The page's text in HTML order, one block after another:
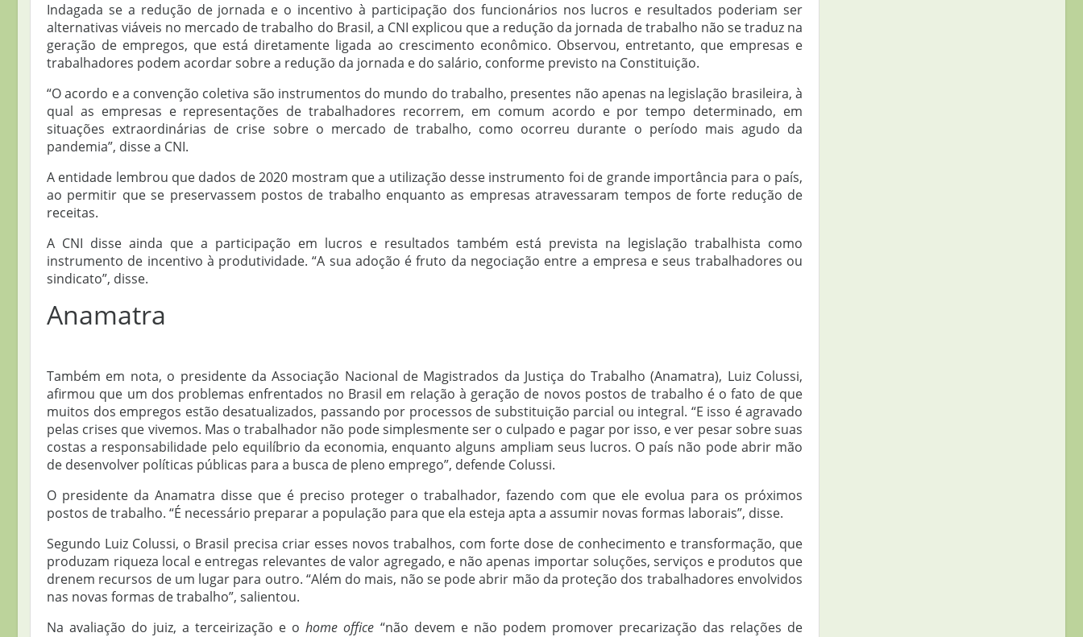
Indagada se a redução de jornada e o incentivo à participação dos funcionários nos lucros e resultados poderiam ser
alternativas viáveis no mercado de trabalho do Brasil, a CNI explicou que a redução da jornada de trabalho não se traduz na
geração de empregos, que está diretamente ligada ao crescimento econômico. Observou, entretanto, que empresas e
trabalhadores podem acordar sobre a redução da jornada e do salário, conforme previsto na Constituição.
“O acordo e a convenção coletiva são instrumentos do mundo do trabalho, presentes não apenas na legislação brasileira, à
qual as empresas e representações de trabalhadores recorrem, em comum acordo e por tempo determinado, em
situações extraordinárias de crise sobre o mercado de trabalho, como ocorreu durante o período mais agudo da
pandemia”, disse a CNI.
A entidade lembrou que dados de 2020 mostram que a utilização desse instrumento foi de grande importância para o país,
ao permitir que se preservassem postos de trabalho enquanto as empresas atravessaram tempos de forte redução de
receitas.
A CNI disse ainda que a participação em lucros e resultados também está prevista na legislação trabalhista como
instrumento de incentivo à produtividade. “A sua adoção é fruto da negociação entre a empresa e seus trabalhadores ou
sindicato”, disse.
Anamatra
Também em nota, o presidente da Associação Nacional de Magistrados da Justiça do Trabalho (Anamatra), Luiz Colussi,
afirmou que um dos problemas enfrentados no Brasil em relação à geração de novos postos de trabalho é o fato de que
muitos dos empregos estão desatualizados, passando por processos de substituição parcial ou integral. “E isso é agravado
pelas crises que vivemos. Mas o trabalhador não pode simplesmente ser o culpado e pagar por isso, e ver pesar sobre suas
costas a responsabilidade pelo equilíbrio da economia, enquanto alguns ampliam seus lucros. O país não pode abrir mão
de desenvolver políticas públicas para a busca de pleno emprego”, defende Colussi.
O presidente da Anamatra disse que é preciso proteger o trabalhador, fazendo com que ele evolua para os próximos
postos de trabalho. “É necessário preparar a população para que ela esteja apta a assumir novas formas laborais”, disse.
Segundo Luiz Colussi, o Brasil precisa criar esses novos trabalhos, com forte dose de conhecimento e transformação, que
produzam riqueza local e entregas relevantes de valor agregado, e não apenas importar soluções, serviços e produtos que
drenem recursos de um lugar para outro. “Além do mais, não se pode abrir mão da proteção dos trabalhadores envolvidos
nas novas formas de trabalho”, salientou.
Na avaliação do juiz, a terceirização e ohome office “não devem e não podem promover precarização das relações de